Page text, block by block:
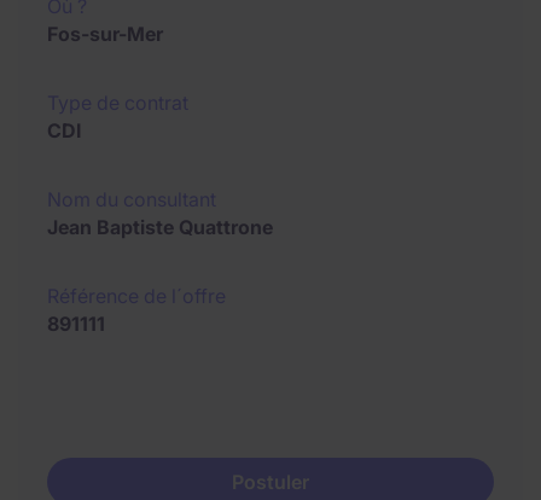
Fos-sur-Mer
CDI
Jean Baptiste Quattrone
891111
Postuler